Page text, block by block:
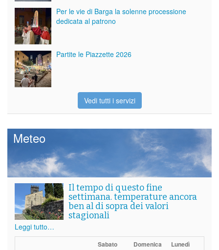
Per le vie di Barga la solenne processione
dedicata al patrono
Partite le Piazzette 2026
Vedi tutti i servizi
Meteo
Il tempo di questo fine
settimana. temperature ancora
ben al di sopra dei valori
stagionali
Leggi tutto…
Sabato Domenica Lunedì